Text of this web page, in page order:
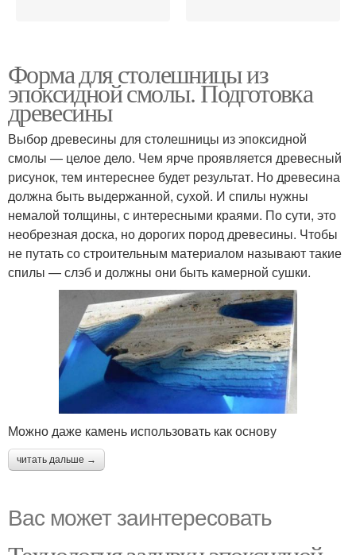
Форма для столешницы из
эпоксидной смолы. Подготовка
древесины
Выбор древесины для столешницы из эпоксидной
смолы — целое дело. Чем ярче проявляется древесный
рисунок, тем интереснее будет результат. Но древесина
должна быть выдержанной, сухой. И спилы нужны
немалой толщины, с интересными краями. По сути, это
необрезная доска, но дорогих пород древесины. Чтобы
не путать со строительным материалом называют такие
спилы — слэб и должны они быть камерной сушки.
Можно даже камень использовать как основу
читать дальше →
Вас может заинтересовать